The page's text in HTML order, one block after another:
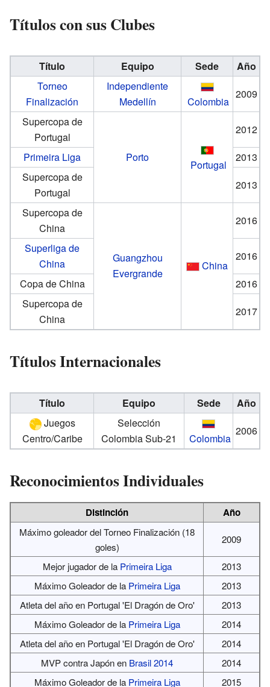
Títulos con sus Clubes
Título Equipo Sede
Año
Torneo
Finalización
Independiente
Medellín
Colombia
2009
Supercopa de
Portugal
Porto
Portugal
2012
Primeira Liga
2013
Supercopa de
Portugal
2013
Supercopa de
China
Guangzhou
Evergrande
China
2016
Superliga de
China
2016
Copa de China
2016
Supercopa de
China
2017
Títulos Internacionales
Título Equipo Sede
Año
Juegos
Centro/Caribe
Selección
Colombia Sub-21
Colombia
2006
Reconocimientos Individuales
Distinción Año
Máximo goleador del Torneo Finalización (18
goles)
2009
Mejor jugador de la Primeira Liga
2013
Máximo Goleador de la Primeira Liga
2013
Atleta del año en Portugal 'El Dragón de Oro'
2013
Máximo Goleador de la Primeira Liga
2014
Atleta del año en Portugal 'El Dragón de Oro'
2014
MVP contra Japón en Brasil 2014
2014
Máximo Goleador de la Primeira Liga 2015